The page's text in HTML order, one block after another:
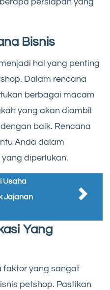
persiapan yang
Bisnis
hal yang penting
Dalam rencana
berbagai macam
yang akan diambil
baik. Rencana
Anda dalam
diperlukan.
Usaha
Jajanan
Yang
faktor yang sangat
petshop. Pastikan